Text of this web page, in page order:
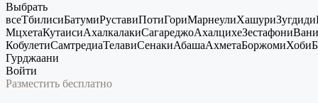
Выбрать
всеТбилисиБатумиРуставиПотиГориМарнеулиХашуриЗугдиди
МцхетаКутаисиАхалкалакиСагареджоАхалцихеЗестафониВани
КобулетиСамтредиаТелавиСенакиАбашаАхметаБоржомиХоби
Гурджаани
Войти
Разместить бесплатно